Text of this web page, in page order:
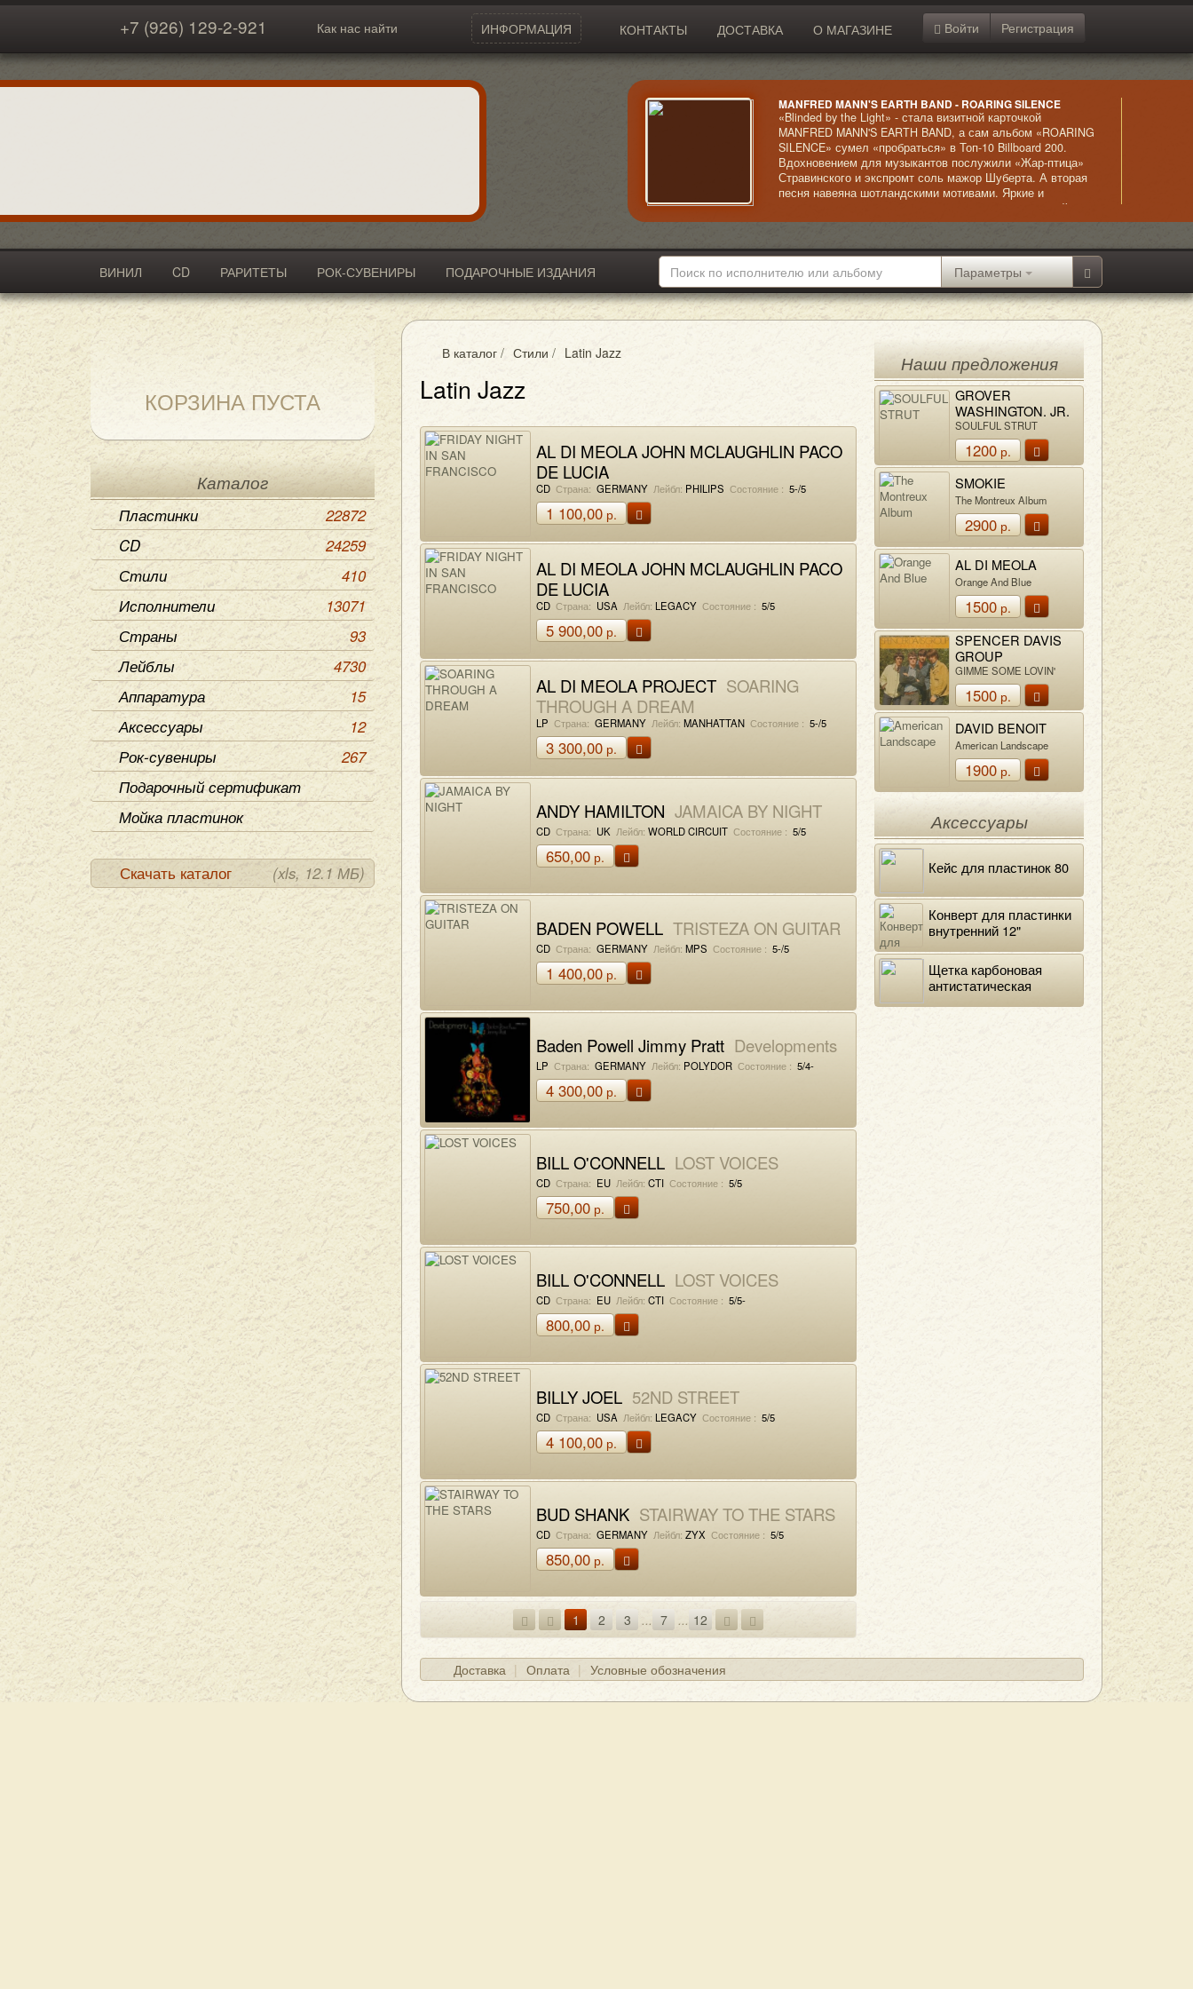
+7 (926) 129-2-921 Как нас найти ИНФОРМАЦИЯ КОНТАКТЫ ДОСТАВКА О МАГАЗИНЕ Войти Регистрация
MANFRED MANN'S EARTH BAND - ROARING SILENCE
«Blinded by the Light» - стала визитной карточкой
MANFRED MANN'S EARTH BAND, а сам альбом «ROARING
SILENCE» сумел «пробраться» в Топ-10 Billboard 200.
Вдохновением для музыкантов послужили «Жар-птица»
Стравинского и экспромт соль мажор Шуберта. А вторая
песня навеяна шотландскими мотивами. Яркие и
разнообразные композиции окатят слушателя волной
незабываемо приятных эмоций, переливающихся, словно
ВИНИЛ CD РАРИТЕТЫ РОК-СУВЕНИРЫ
ПОДАРОЧНЫЕ ИЗДАНИЯ
АКСЕССУАРЫ
Параметры
КОРЗИНА ПУСТА
Каталог
Пластинки
22872
CD
24259
Стили
410
Исполнители
13071
Страны
93
Лейблы
4730
Аппаратура
15
Аксессуары
12
Рок-сувениры
267
Подарочный сертификат
Мойка пластинок
Скачать каталог (xls, 12.1 МБ)
В каталог / Стили / Latin Jazz
Latin Jazz
AL DI MEOLA JOHN MCLAUGHLIN PACO
DE LUCIA
FRIDAY NIGHT IN SAN FRANCISCO
CD Страна: GERMANY Лейбл: PHILIPS Состояние : 5-/5
1 100,00р.
AL DI MEOLA JOHN MCLAUGHLIN PACO
DE LUCIA
FRIDAY NIGHT IN SAN FRANCISCO
CD Страна: USA Лейбл: LEGACY Состояние : 5/5
5 900,00р.
AL DI MEOLA PROJECT SOARING
THROUGH A DREAM
LP Страна: GERMANY Лейбл: MANHATTAN Состояние : 5-/5
3 300,00р.
ANDY HAMILTON JAMAICA BY NIGHT
CD Страна: UK Лейбл: WORLD CIRCUIT Состояние : 5/5
650,00р.
BADEN POWELL TRISTEZA ON GUITAR
CD Страна: GERMANY Лейбл: MPS Состояние : 5-/5
1 400,00р.
Baden Powell Jimmy Pratt Developments
LP Страна: GERMANY Лейбл: POLYDOR Состояние : 5/4-
4 300,00р.
BILL O'CONNELL LOST VOICES
CD Страна: EU Лейбл: CTI Состояние : 5/5
750,00р.
BILL O'CONNELL LOST VOICES
CD Страна: EU Лейбл: CTI Состояние : 5/5-
800,00р.
BILLY JOEL 52ND STREET
CD Страна: USA Лейбл: LEGACY Состояние : 5/5
4 100,00р.
BUD SHANK STAIRWAY TO THE STARS
CD Страна: GERMANY Лейбл: ZYX Состояние : 5/5
850,00р.
1 2 3 ... 7 ... 12
Наши предложения
GROVER
WASHINGTON, JR.
SOULFUL STRUT
1200р.
SMOKIE
The Montreux Album
2900р.
AL DI MEOLA
Orange And Blue
1500р.
SPENCER DAVIS
GROUP
GIMME SOME LOVIN'
1500р.
DAVID BENOIT
American Landscape
1900р.
Аксессуары
Кейс для пластинок 80
Конверт для пластинки
внутренний 12"
Щетка карбоновая
антистатическая
Доставка Оплата Условные обозначения